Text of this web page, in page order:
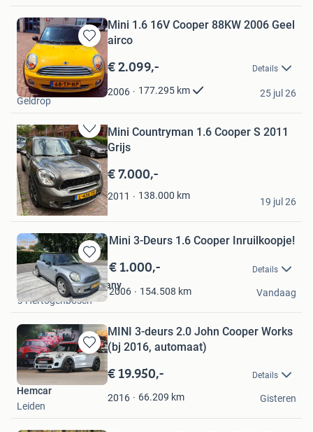
Bewaren
in
Mijn
Favorieten
Mini 1.6 16V Cooper 88KW 2006 Geel
airco
€ 2.099,- Details
2006 177.295 km
Auto Clean Geldrop
Geldrop
25 jul 26
Bewaren
in
Mijn
Favorieten
Mini Countryman 1.6 Cooper S 2011
Grijs
€ 7.000,-
2011 138.000 km
Peter Torenbosch
Groningen
19 jul 26
Bewaren
in
Mijn
Favorieten
Mini 3-Deurs 1.6 Cooper Inruilkoopje!
€ 1.000,- Details
2006 154.508 km
The Little Car Company
's-Hertogenbosch
Vandaag
Bewaren
in
Favorieten
MINI 3-deurs 2.0 John Cooper Works
(bj 2016, automaat)
€ 19.950,- Details
2016 66.209 km
Hemcar
Leiden
Gisteren